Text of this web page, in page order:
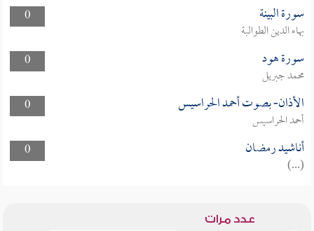
0
سورة البينة
بهاء الدين الطوالبة
0
سورة هود
محمد جبريل
0
الأذان- بصوت أحمد الحراسيس
أحمد الحراسيس
0
أناشيد رمضان
(...)
عدد مرات